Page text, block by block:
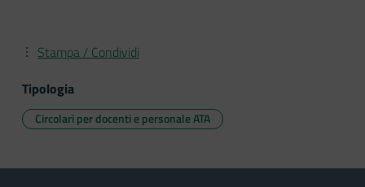
Stampa / Condividi
Tipologia
Circolari per docenti e personale ATA